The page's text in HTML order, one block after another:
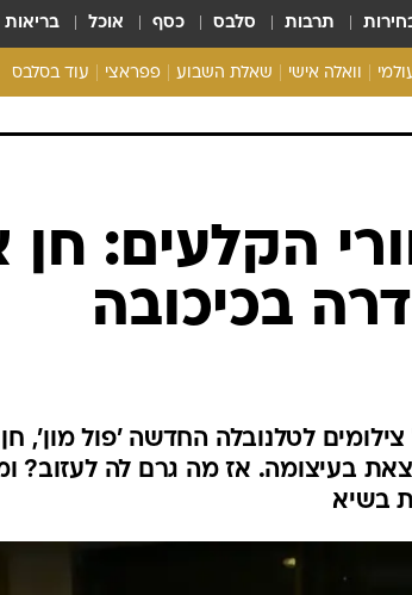
תרבות סלבס כסף אוכל בריאות
וואלה אישי שאלת השבוע פפראצי עוד בסלבס
הקלעים: חן
בכיכובה